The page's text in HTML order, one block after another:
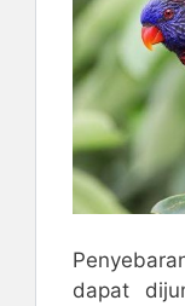
dapat